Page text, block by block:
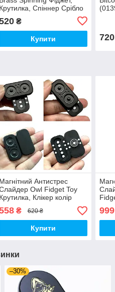
Крутилка, Спіннер Срібло
₴
Купити 720
Магнітний Антистрес
Owl Fidget Toy
Крутилка, Клікер колір
Чорний (01515)
₴ 620 ₴
Купити
999
–30%